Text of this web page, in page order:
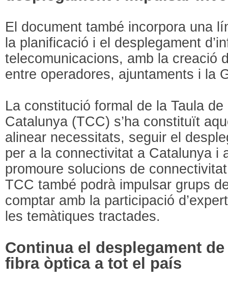
El document també incorpora una
la planificació i el desplegament
telecomunicacions, amb la creació
entre operadores, ajuntaments i la
La constitució formal de la Taula
Catalunya (TCC) s’ha constituït
alinear necessitats, seguir el
per a la connectivitat a Catalunya i
promoure solucions de
TCC també podrà impulsar grups
comptar amb la participació
les temàtiques tractades.
Continua el desplegament
fibra òptica a tot el país